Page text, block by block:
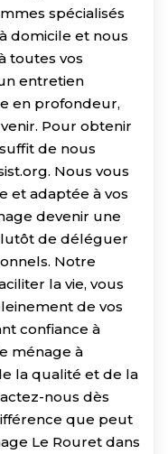
spécialisés
domicile et nous
toutes vos
entretien
en profondeur,
Pour obtenir
de nous
Nous vous
et adaptée à vos
devenir une
de déléguer
Notre
la vie, vous
de vos
confiance à
ménage à
la qualité et de la
nous dès
que peut
Le Rouret dans